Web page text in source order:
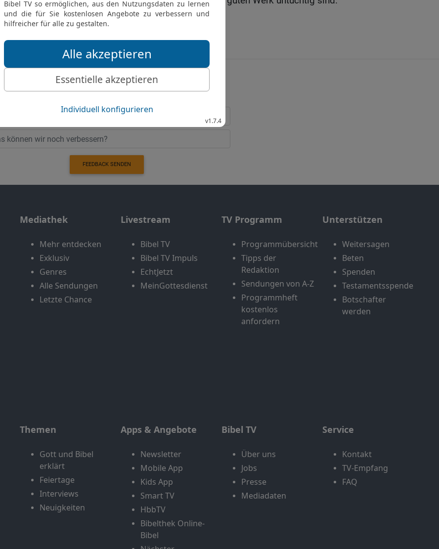
© 2000 Genfer Bibelgesellschaft
Möchtest du uns Feedback geben?
FEEDBACK SENDEN
Mediathek
Mehr entdecken
Exklusiv
Genres
Alle Sendungen
Letzte Chance
Livestream
Bibel TV
Bibel TV Impuls
EchtJetzt
MeinGottesdienst
TV Programm
Programmübersicht
Tipps der
Redaktion
Sendungen von A-Z
Programmheft
kostenlos
anfordern
Unterstützen
Weitersagen
Beten
Spenden
Testamentsspende
Botschafter
werden
Themen
Gott und Bibel
erklärt
Feiertage
Interviews
Neuigkeiten
Apps & Angebote
Newsletter
Mobile App
Kids App
Smart TV
HbbTV
Bibelthek Online-
Bibel
Bibel TV
Über uns
Jobs
Presse
Mediadaten
Service
Kontakt
TV-Empfang
FAQ